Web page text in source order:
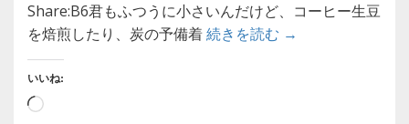
Share:B6君もふつうに小さいんだけど、コーヒー生豆
を焙煎したり、炭の予備着続きを読む 【焚き火台】超ミ
→
いいね:
読